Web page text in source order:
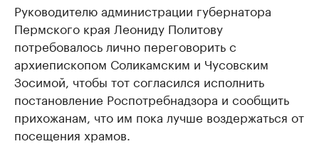
Руководителю администрации губернатора
Пермского края Леониду Политову
потребовалось лично переговорить с
архиепископом Соликамским и Чусовским
Зосимой, чтобы тот согласился исполнить
постановление Роспотребнадзора и сообщить
прихожанам, что им пока лучше воздержаться от
посещения храмов.